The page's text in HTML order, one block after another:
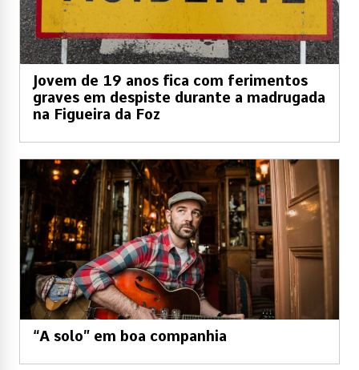
Jovem de 19 anos fica com ferimentos
graves em despiste durante a madrugada
na Figueira da Foz
“A solo” em boa companhia